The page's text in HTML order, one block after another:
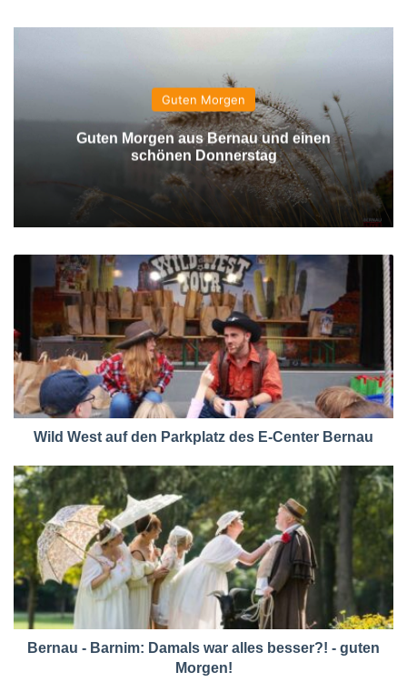
Guten Morgen
Guten Morgen aus Bernau und einen
schönen Donnerstag
Wild West auf den Parkplatz des E-Center Bernau
Bernau - Barnim: Damals war alles besser?! - guten
Morgen!